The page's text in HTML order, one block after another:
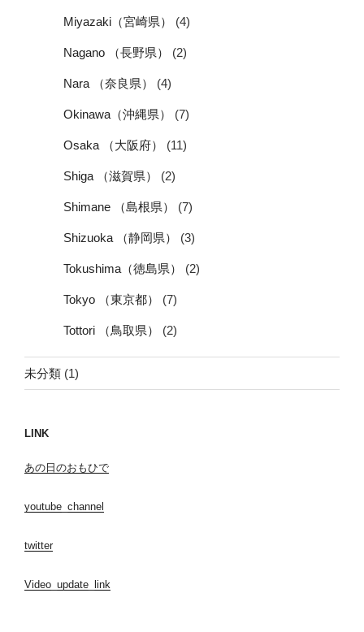
Miyazaki（宮崎県） (4)
Nagano （長野県） (2)
Nara （奈良県） (4)
Okinawa（沖縄県） (7)
Osaka （大阪府） (11)
Shiga （滋賀県） (2)
Shimane （島根県） (7)
Shizuoka （静岡県） (3)
Tokushima（徳島県） (2)
Tokyo （東京都） (7)
Tottori （鳥取県） (2)
未分類 (1)
LINK
あの日のおもひで
youtube_channel
twitter
Video_update_link